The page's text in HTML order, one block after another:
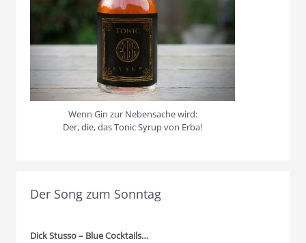
Wenn Gin zur Nebensache wird:
Der, die, das Tonic Syrup von Erba!
Der Song zum Sonntag
Dick Stusso – Blue Cocktails…